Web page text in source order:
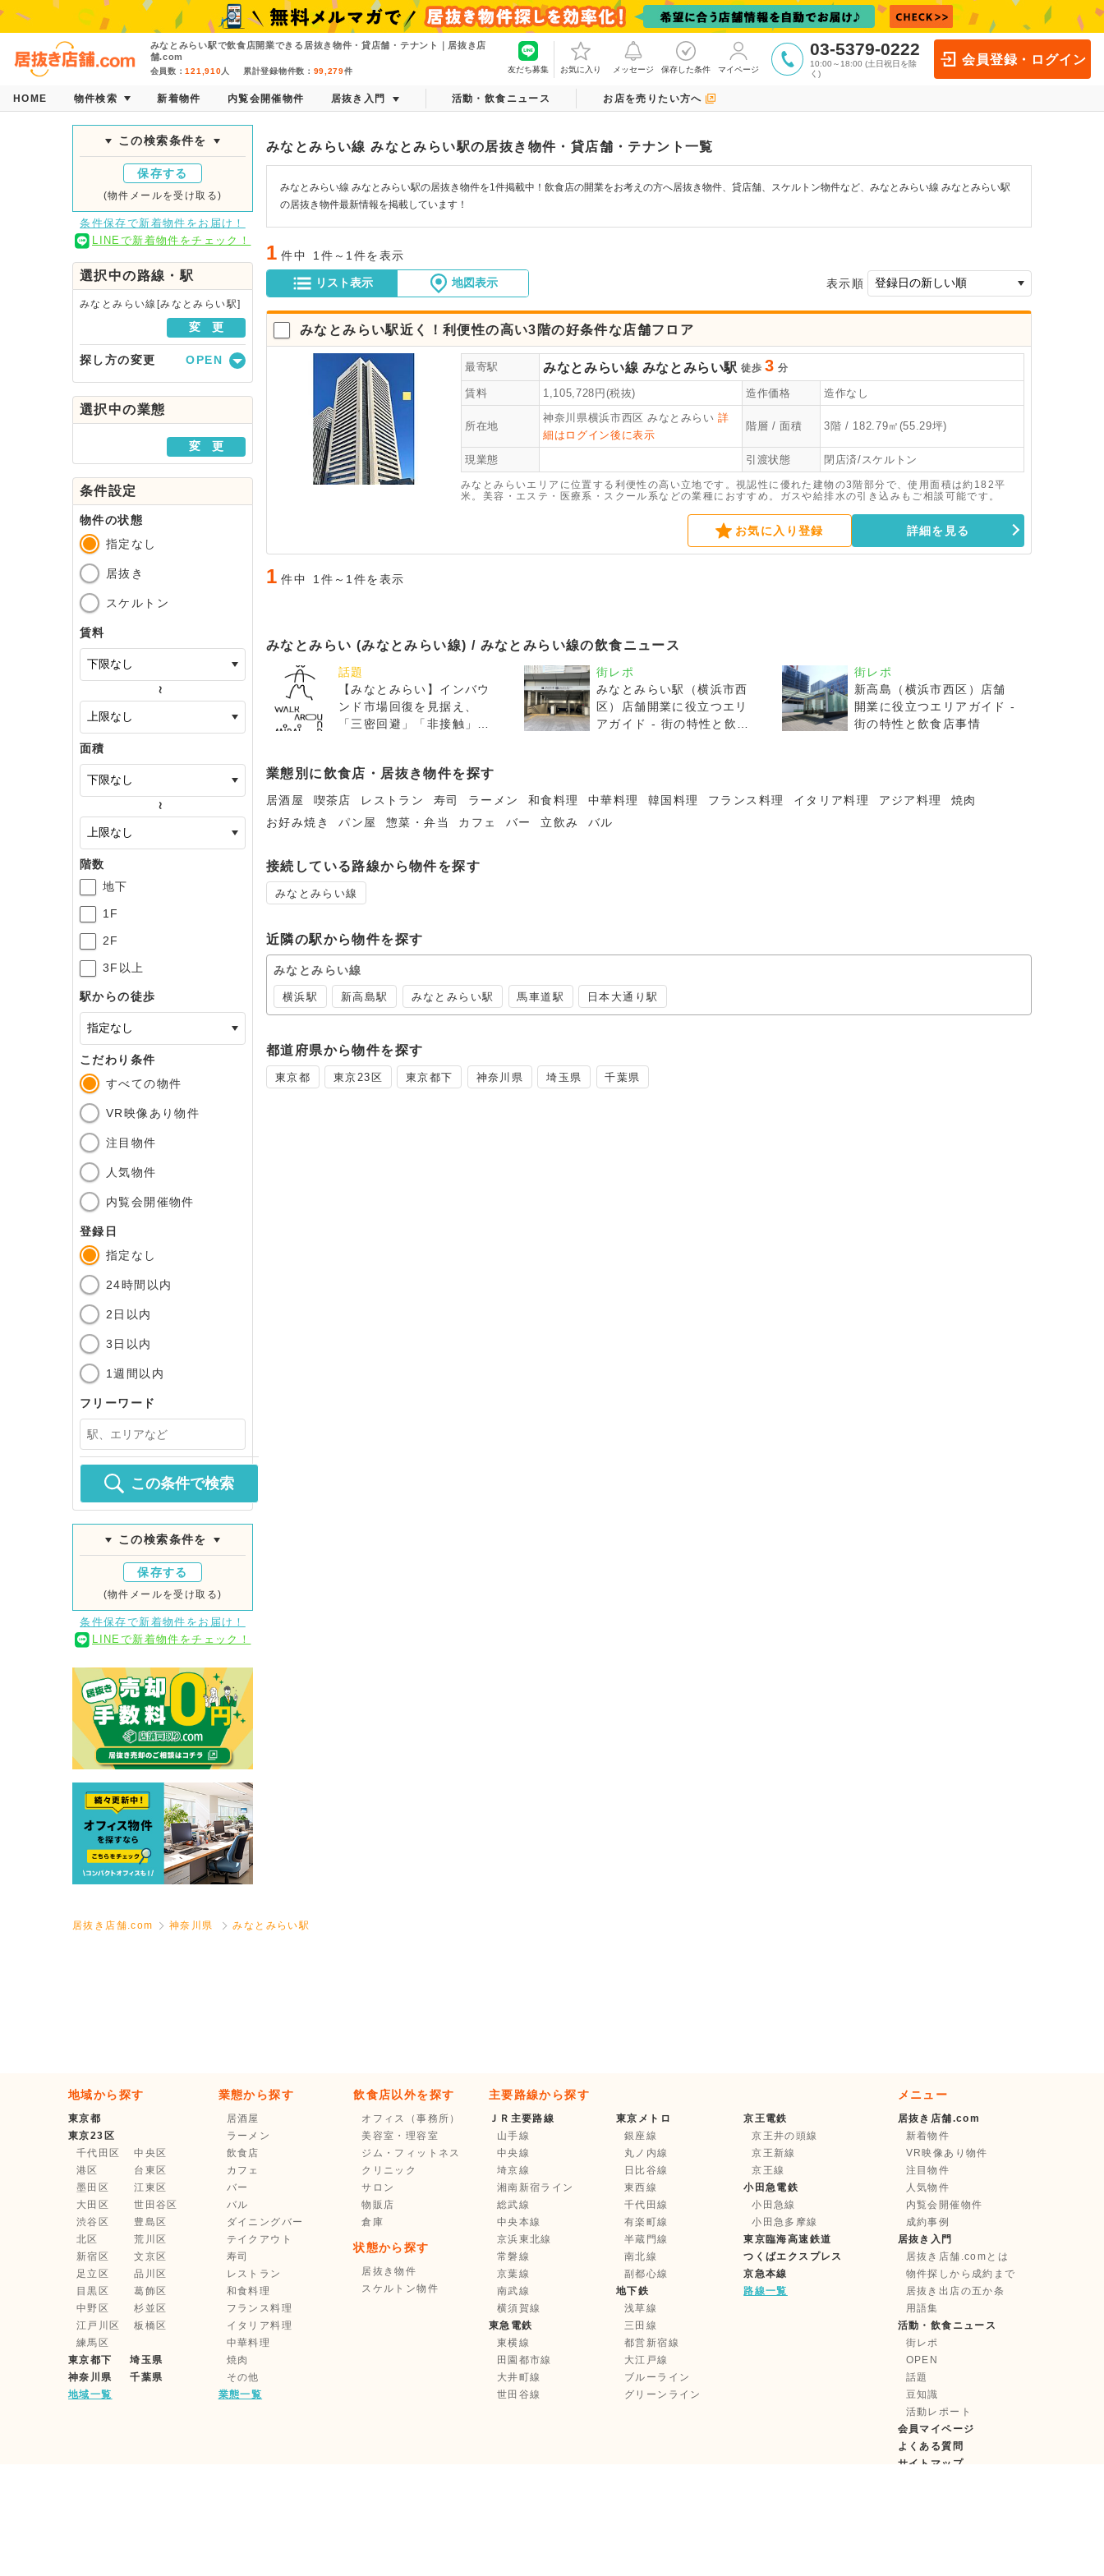
みなとみらい駅で飲食店開業できる居抜き物件・貸店舗・テナント｜居抜き店
舗.com
会員数：121,910人 累計登録物件数： 99,279件 友だち募集 お気に入り メッセージ 保存した条件 マイページ
03-5379-0222
10:00～18:00 (土日祝日を除
く)
会員登録・ログイン
HOME 物件検索 新着物件 内覧会開催物件 居抜き入門 活動・飲食ニュース お店を売りたい方へ
この検索条件を
保存する
(物件メールを受け取る)
条件保存で新着物件をお届け！
LINEで新着物件をチェック！
選択中の路線・駅
みなとみらい線[みなとみらい駅]
変 更
探し方の変更
駅・路線から探す
地域から探す
選択中の業態
変 更
条件設定
物件の状態
指定なし
居抜き
スケルトン
賃料
～
面積
～
階数
地下
1F
2F
3F以上
駅からの徒歩
こだわり条件
すべての物件
VR映像あり物件
注目物件
人気物件
内覧会開催物件
登録日
指定なし
24時間以内
2日以内
3日以内
1週間以内
フリーワード
この条件で検索
この検索条件を
保存する
(物件メールを受け取る)
条件保存で新着物件をお届け！
LINEで新着物件をチェック！
みなとみらい線 みなとみらい駅の居抜き物件・貸店舗・テナント一覧
みなとみらい線 みなとみらい駅の居抜き物件を1件掲載中！飲食店の開業をお考えの方へ居抜き物件、貸店舗、スケルトン物件など、みなとみらい線 みなとみらい駅
の居抜き物件最新情報を掲載しています！
1 件中 1件～1件を表示
リスト表示 地図表示 表示順
みなとみらい駅近く！利便性の高い3階の好条件な店舗フロア
最寄駅 みなとみらい線 みなとみらい駅 徒歩 3 分
賃料 1,105,728 円(税抜) 造作価格 造作なし
所在地
神奈川県横浜市西区 みなとみらい詳
細はログイン後に表示
階層 / 面積 3階 / 182.79㎡(55.29坪)
現業態 引渡状態 閉店済/スケルトン
みなとみらいエリアに位置する利便性の高い立地です。視認性に優れた建物の3階部分で、使用面積は約182平
米。美容・エステ・医療系・スクール系などの業種におすすめ。ガスや給排水の引き込みもご相談可能です。
お気に入り登録 詳細を見る
1 件中 1件～1件を表示
みなとみらい (みなとみらい線) / みなとみらい線の飲食ニュース
話題
【みなとみらい】インバウ
ンド市場回復を見据え、
「三密回避」「非接触」の
街レポ
みなとみらい駅（横浜市西
区）店舗開業に役立つエリ
アガイド - 街の特性と飲食
街レポ
新高島（横浜市西区）店舗
開業に役立つエリアガイド -
街の特性と飲食店事情
業態別に飲食店・居抜き物件を探す
居酒屋 喫茶店 レストラン 寿司 ラーメン 和食料理 中華料理 韓国料理 フランス料理 イタリア料理 アジア料理
焼肉
お好み焼き
パン屋 惣菜・弁当 カフェ バー 立飲み バル
接続している路線から物件を探す
みなとみらい線
近隣の駅から物件を探す
みなとみらい線
横浜駅 新高島駅 みなとみらい駅 馬車道駅 日本大通り駅
都道府県から物件を探す
東京都 東京23区 東京都下 神奈川県 埼玉県 千葉県
居抜き店舗.com 神奈川県 みなとみらい駅
地域から探す
東京都
東京23区
千代田区
中央区
港区
台東区
墨田区
江東区
大田区
世田谷区
渋谷区
豊島区
北区
荒川区
新宿区
文京区
足立区
品川区
目黒区
葛飾区
中野区
杉並区
江戸川区
板橋区
練馬区
東京都下
埼玉県
神奈川県
千葉県
地域一覧
業態から探す
居酒屋
ラーメン
飲食店
カフェ
バー
バル
ダイニングバー
テイクアウト
寿司
レストラン
和食料理
フランス料理
イタリア料理
中華料理
焼肉
その他
業態一覧
飲食店以外を探す
オフィス（事務所）
美容室・理容室
ジム・フィットネス
クリニック
サロン
物販店
倉庫
状態から探す
居抜き物件
スケルトン物件
主要路線から探す
ＪＲ主要路線
山手線
中央線
埼京線
湘南新宿ライン
総武線
中央本線
京浜東北線
常磐線
京葉線
南武線
横須賀線
東急電鉄
東横線
田園都市線
大井町線
世田谷線
東京メトロ
銀座線
丸ノ内線
日比谷線
東西線
千代田線
有楽町線
半蔵門線
南北線
副都心線
地下鉄
浅草線
三田線
都営新宿線
大江戸線
ブルーライン
グリーンライン
京王電鉄
京王井の頭線
京王新線
京王線
小田急電鉄
小田急線
小田急多摩線
東京臨海高速鉄道
つくばエクスプレス
京急本線
路線一覧
メニュー
居抜き店舗.com
新着物件
VR映像あり物件
注目物件
人気物件
内覧会開催物件
成約事例
居抜き入門
居抜き店舗.comとは
物件探しから成約まで
居抜き出店の五か条
用語集
活動・飲食ニュース
街レポ
OPEN
話題
豆知識
活動レポート
会員マイページ
よくある質問
サイトマップ